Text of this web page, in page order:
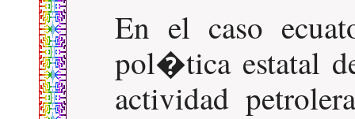
En el caso
pol�tica estatal
actividad